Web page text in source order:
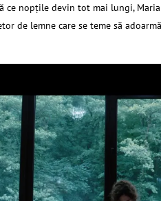
ce nopţile devin tot mai lungi,
de lemne care se teme să